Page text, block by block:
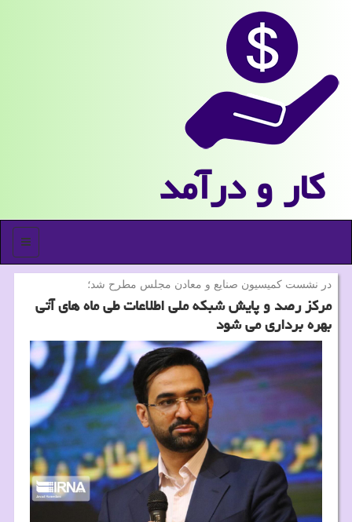
كار و درآمد
منو
در نشست كمیسیون صنایع و معادن مجلس مطرح شد؛
مركز رصد و پایش شبكه ملی اطلاعات طی ماه های آتی
بهره برداری می شود